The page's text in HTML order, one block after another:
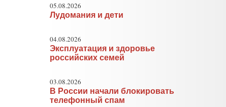
05.08.2026
Лудомания и дети
04.08.2026
Эксплуатация и здоровье
российских семей
03.08.2026
В России начали блокировать
телефонный спам